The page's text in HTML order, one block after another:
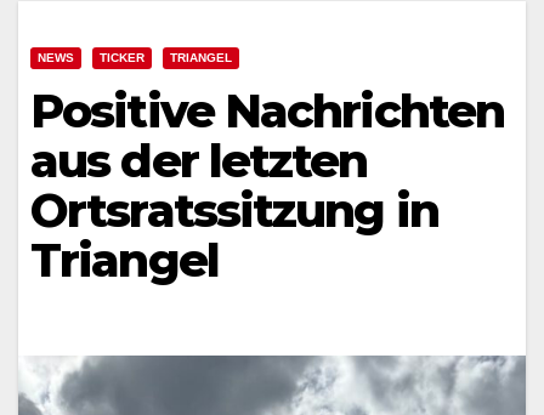
NEWS TICKER TRIANGEL
Positive Nachrichten
aus der letzten
Ortsratssitzung in
Triangel